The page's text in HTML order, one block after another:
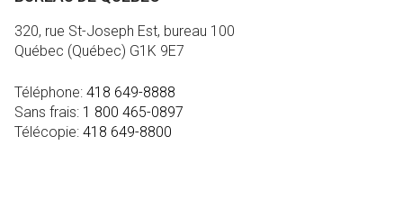
320, rue St-Joseph Est, bureau 100
Québec (Québec) G1K 9E7
Téléphone: 418 649-8888
Sans frais: 1 800 465-0897
Télécopie: 418 649-8800